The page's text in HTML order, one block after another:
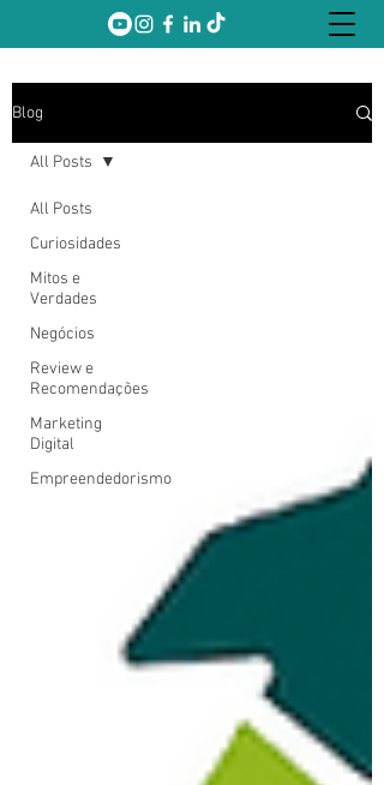
Blog
All Posts
Curiosidades
Mitos e
Verdades
Negócios
Review e
Recomendações
Marketing
Digital
Empreendedorismo
All Posts